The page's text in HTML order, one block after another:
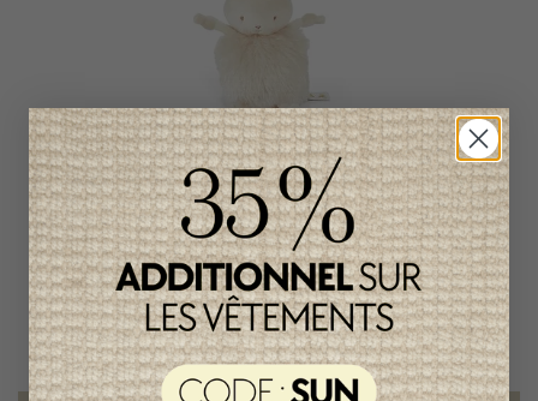
Lapin Roly Poly
Rutabaga Bunnies by the
Way
29,95$CA